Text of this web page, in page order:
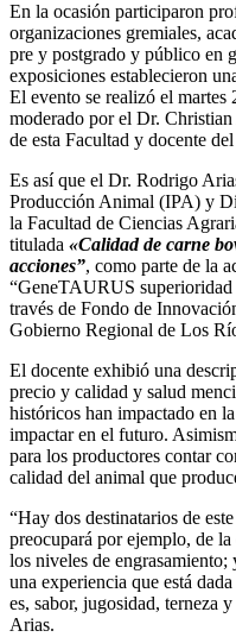
En la ocasión participaron
organizaciones gremiales,
pre y postgrado y público en
exposiciones establecieron
El evento se realizó el
moderado por el Dr.
de esta Facultad y docente
Es así que el Dr. Rodrigo
Producción Animal (IPA) y
la Facultad de Ciencias
titulada «Calidad de carne
acciones”, como parte de la
“GeneTAURUS
través de Fondo de
Gobierno Regional de Los
El docente exhibió una
precio y calidad y salud
históricos han impactado en
impactar en el futuro.
para los productores contar
calidad del animal que
“Hay dos destinatarios de
preocupará por ejemplo, de
los niveles de
una experiencia que está
es, sabor, jugosidad, terneza
Arias.